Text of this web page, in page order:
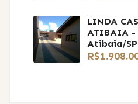
LINDA
ATIBAIA -
Atibaia/SP